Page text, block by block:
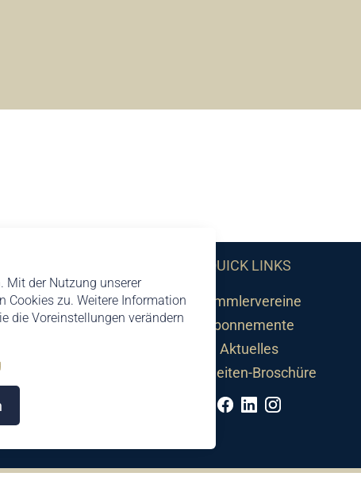
Mit der Nutzung unserer
Cookies zu. Weitere Information
die Voreinstellungen verändern
QUICK LINKS
Sammlervereine
Abonnemente
Aktuelles
Neuheiten-Broschüre